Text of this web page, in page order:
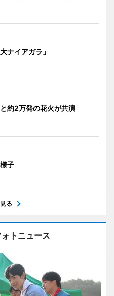
ナイアガラ」
約2万発の花火が共演
子
る
トニュース